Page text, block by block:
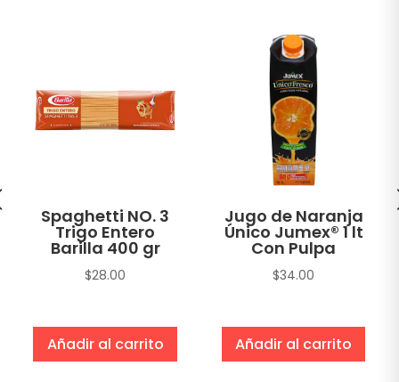
Spaghetti NO. 3
Trigo Entero
Barilla 400 gr
$28.00
Añadir al carrito
Jugo de Naranja
Único Jumex® 1 lt
Con Pulpa
$34.00
Añadir al carrito